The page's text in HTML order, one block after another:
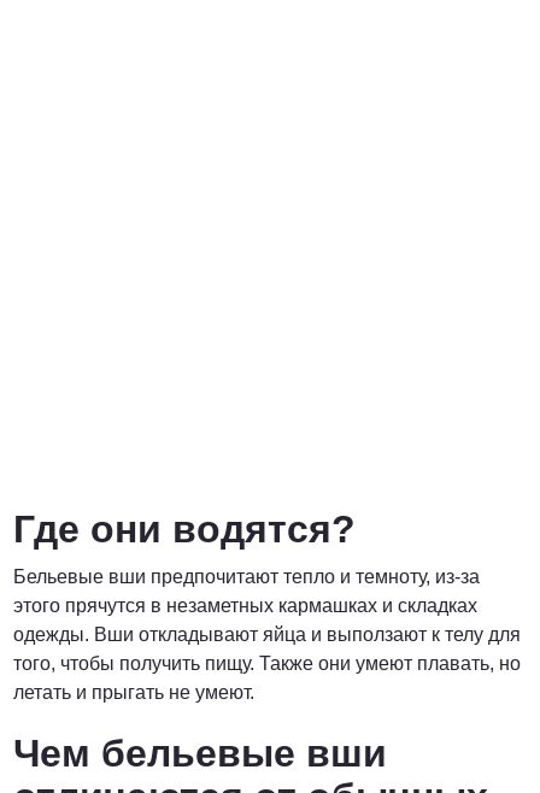
Где они водятся?
Бельевые вши предпочитают тепло и темноту, из-за
этого прячутся в незаметных кармашках и складках
одежды. Вши откладывают яйца и выползают к телу для
того, чтобы получить пищу. Также они умеют плавать, но
летать и прыгать не умеют.
Чем бельевые вши